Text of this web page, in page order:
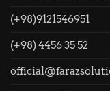
9121546951(98+)
52 35 4456 (98+)